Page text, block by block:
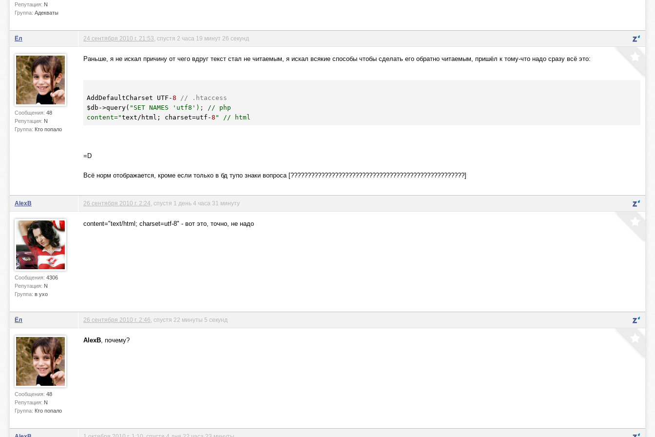
Репутация: N
Группа: Адекваты
Ёл
Сообщения: 48
Репутация: N
Группа: Кто попало
24 сентября 2010 г. 21:53 , спустя 2 часа 19 минут 26 секунд
Раньше, я не искал причину от чего вдруг текст стал не читаемым, я искал всякие способы чтобы сделать его обратно читаемым, пришёл к тому-что надо сразу всё это:
AddDefaultCharset UTF-8
// .htaccess
$db ->query( "SET NAMES 'utf8'); // php
content="text/html; charset=utf-8
=D
Всё норм отображается, кроме если только в бд тупо знаки вопроса [???????????????????????????????????????????????????]
AlexB
Сообщения: 4306
Репутация: N
Группа: в ухо
26 сентября 2010 г. 2:24 , спустя 1 день 4 часа 31 минуту
content="text/html; charset=utf-8" - вот это, точно, не надо
Ёл
Сообщения: 48
Репутация: N
Группа: Кто попало
26 сентября 2010 г. 2:46 , спустя 22 минуты 5 секунд
AlexB, почему?